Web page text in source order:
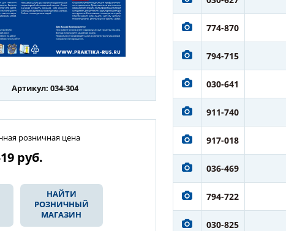
Артикул: 034-304
розничная цена
руб.
НАЙТИ
РОЗНИЧНЫЙ
МАГАЗИН
774-870
794-715
030-641
911-740
917-018
036-469
794-722
030-825